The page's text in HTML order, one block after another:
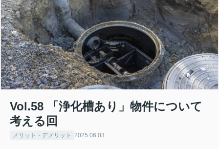
Vol.58 「浄化槽あり」物件について
考える回
メリット・デメリット 2025.06.03